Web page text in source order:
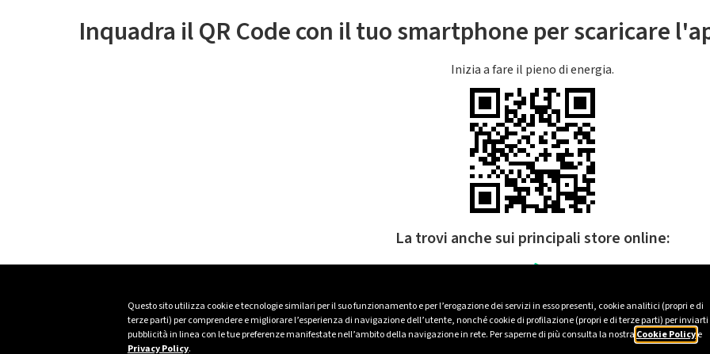
Questo sito utilizza cookie e tecnologie similari per il suo funzionamento e per l’erogazione dei servizi in esso presenti, cookie analitici (propri e di
terze parti) per comprendere e migliorare l’esperienza di navigazione dell’utente, nonché cookie di profilazione (propri e di terze parti) per inviarti
pubblicità in linea con le tue preferenze manifestate nell’ambito della navigazione in rete. Per saperne di più consulta la nostra Cookie Policye
Privacy Policy.
Inquadra il QR Code con il tuo smartphone per scaricare
Inizia a fare il pieno di energia.
La trovi anche sui principali store online: